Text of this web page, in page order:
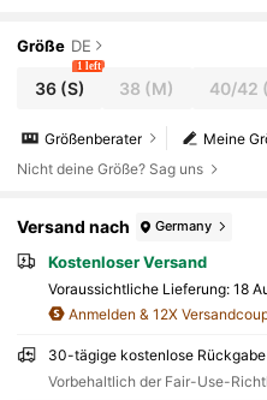
Größe DE
36(S)
1 left
38 (M) 40/42
Meine
Größenberater
Nicht deine Größe? Sag uns
Versand nach Germany
Kostenloser Versand
Voraussichtliche Lieferung: 18
Anmelden & 12X
30-tägige kostenlose Rückgabe
Vorbehaltlich der Fair-Use-